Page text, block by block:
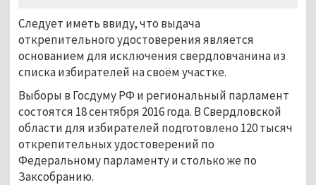
Следует иметь ввиду, что выдача
открепительного удостоверения является
основанием для исключения свердловчанина из
списка избирателей на своём участке.
Выборы в Госдуму РФ и региональный парламент
состоятся 18 сентября 2016 года. В Свердловской
области для избирателей подготовлено 120 тысяч
открепительных удостоверений по
Федеральному парламенту и столько же по
Заксобранию.